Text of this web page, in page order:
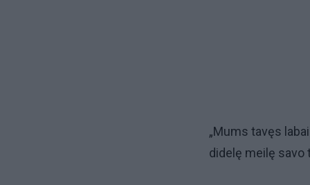
„Mums tavęs
didelę meilę savo